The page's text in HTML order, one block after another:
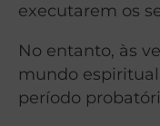
executarem os
No entanto, às
mundo
período